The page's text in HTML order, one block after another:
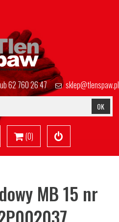
62 760 26 47 sklep@tlenspaw.pl
OK
(0)
MB 15 nr